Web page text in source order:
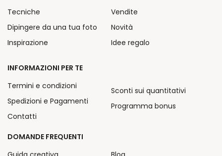
Tecniche
Dipingere da una tua foto
Inspirazione
Vendite
Novità
Idee regalo
INFORMAZIONI PER TE
Termini e condizioni
Spedizioni e Pagamenti
Contatti
Sconti sui quantitativi
Programma bonus
DOMANDE FREQUENTI